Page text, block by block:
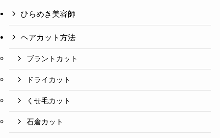
ひらめき美容師
ヘアカット方法
ブラントカット
ドライカット
くせ毛カット
石倉カット